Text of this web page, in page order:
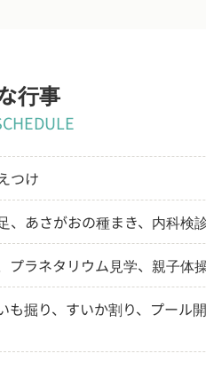
行事
つけ
、あさがおの種まき、内科検
プラネタリウム見学、親子体
も掘り、すいか割り、プール